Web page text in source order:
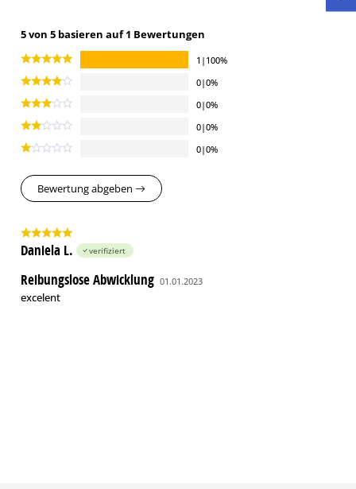
5 von 5 basieren auf 1 Bewertungen
1|100%
0|0%
0|0%
0|0%
0|0%
Bewertung abgeben
Daniela L. verifiziert
Reibungslose Abwicklung 01.01.2023
excelent